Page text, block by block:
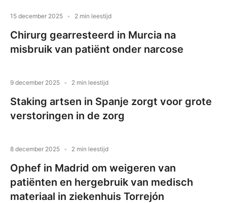
15 december 2025 2 min leestijd
Chirurg gearresteerd in Murcia na
misbruik van patiënt onder narcose
9 december 2025 2 min leestijd
Staking artsen in Spanje zorgt voor grote
verstoringen in de zorg
8 december 2025 2 min leestijd
Ophef in Madrid om weigeren van
patiënten en hergebruik van medisch
materiaal in ziekenhuis Torrejón